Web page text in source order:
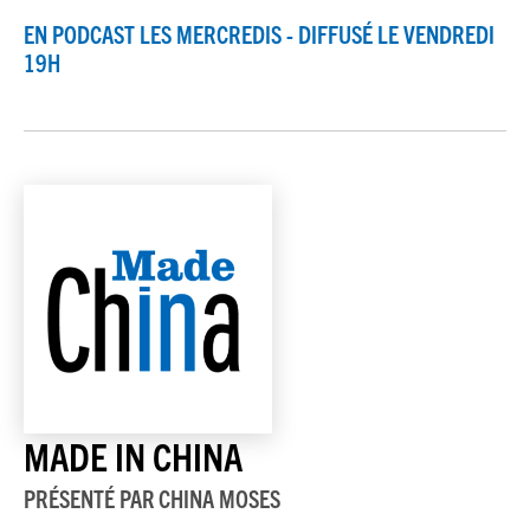
EN PODCAST LES MERCREDIS - DIFFUSÉ LE VENDREDI
19H
MADE IN CHINA
PRÉSENTÉ PARCHINA MOSES